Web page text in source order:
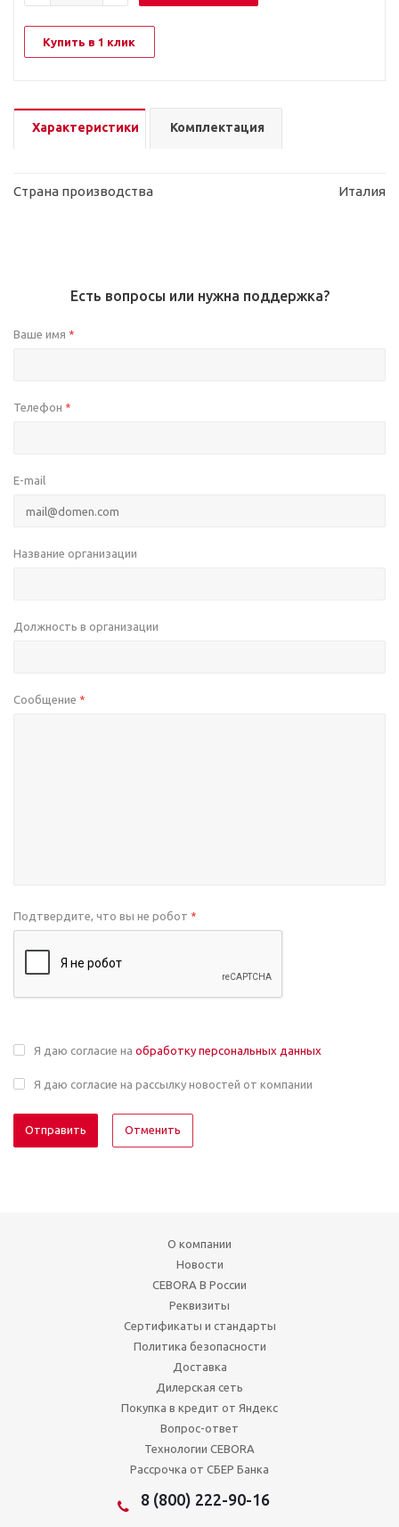
Купить в 1 клик
Характеристики Комплектация
Страна производства Италия
Есть вопросы или нужна поддержка?
Ваше имя *
Телефон *
E-mail
Название организации
Должность в организации
Сообщение *
Подтвердите, что вы не робот *
Я даю согласие на обработку персональных данных
Я даю согласие на рассылку новостей от компании
Отменить
О компании
Новости
CEBORA В России
Реквизиты
Сертификаты и стандарты
Политика безопасности
Доставка
Дилерская сеть
Покупка в кредит от Яндекс
Вопрос-ответ
Технологии CEBORA
Рассрочка от СБЕР Банка
8 (800) 222-90-16